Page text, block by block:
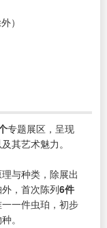
）
专题展区，呈现
其艺术魅力。
与种类，除展出
，首次陈列6件
一件虫珀，初步
。